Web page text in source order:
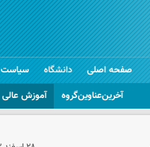
صفحه اصلی
دانشگاه
آخرین‌عناوین‌گروه
آموزش عالی
سیاست